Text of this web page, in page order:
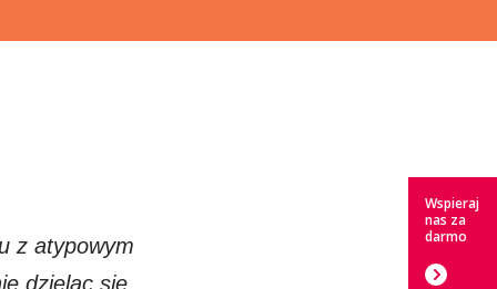
z atypowym
dzieląc się
Wspieraj
nas za
darmo